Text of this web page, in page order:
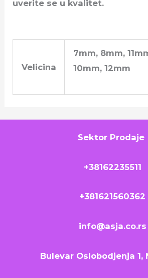
uverite se u kvalitet.
Velicina
7mm, 8mm,
10mm, 12mm
Sektor Prodaje
+38162235511
+381621560362
info@asja.co.rs
Bulevar Oslobodjenja 1,